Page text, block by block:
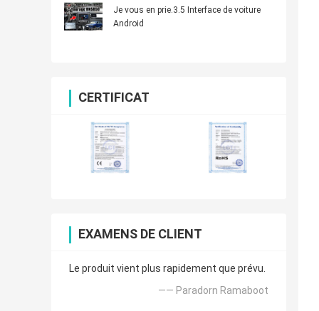
Je vous en prie.3.5 Interface de voiture
Android
CERTIFICAT
EXAMENS DE CLIENT
Le produit vient plus rapidement que prévu.
—— Paradorn Ramaboot